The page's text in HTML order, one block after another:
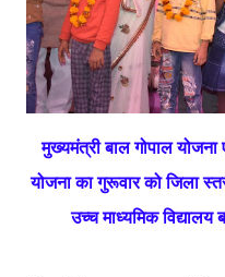
मुख्यमंत्री बाल गोपाल योजना
योजना का गुरूवार को जिला
उच्च माध्यमिक